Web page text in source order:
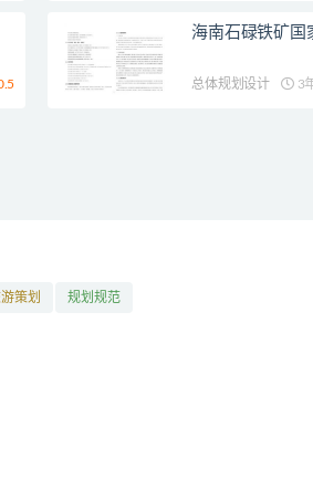
海南石碌铁矿国
总体规划设计 3
策划 规划规范